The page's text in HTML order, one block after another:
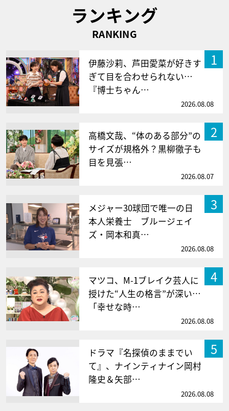
ランキング
RANKING
1
伊藤沙莉、芦田愛菜が好きす
ぎて目を合わせられない…
『博士ちゃん…
2026.08.08
2
高橋文哉、“体のある部分”の
サイズが規格外？黒柳徹子も
目を見張…
2026.08.07
3
メジャー30球団で唯一の日
本人栄養士 ブルージェイ
ズ・岡本和真…
2026.08.08
4
マツコ、M-1ブレイク芸人に
授けた“人生の格言”が深い…
「幸せな時…
2026.08.08
5
ドラマ『名探偵のままでい
て』、ナインティナイン岡村
隆史＆矢部…
2026.08.08